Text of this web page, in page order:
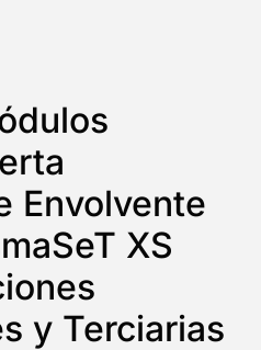
Envolvente
XS
y Terciarias